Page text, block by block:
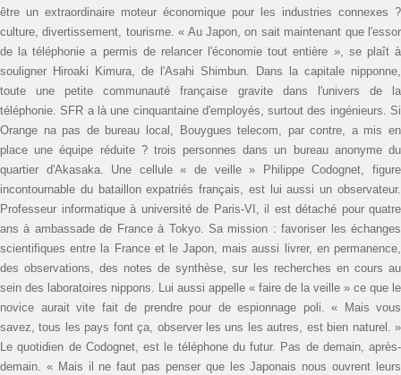
être un extra­ordinaire moteur économique pour les industries connexes ?
culture, divertissement, tourisme. « Au Japon, on sait maintenant que l'essor
de la téléphonie a permis de relancer l'économie tout entière », se plaît à
souligner Hiroaki Kimura, de l'Asahi Shimbun. Dans la capitale nipponne,
toute une petite communauté française gravite dans l'univers de la
téléphonie. SFR a là une cinquantaine d'employés, surtout des ingénieurs. Si
Orange na pas de bureau local, Bouygues telecom, par contre, a mis en
place une équipe réduite ? trois personnes dans un bureau anonyme du
quartier d'Akasaka. Une cellule « de veille » Philippe Codognet, figure
incontournable du bataillon expatriés français, est lui aussi un observateur.
Professeur informatique à université de Paris-VI, il est détaché pour quatre
ans à ambassade de France à Tokyo. Sa mission : favoriser les échanges
scientifiques entre la France et le Japon, mais aussi livrer, en permanence,
des observations, des notes de synthèse, sur les recherches en cours au
sein des laboratoires nippons. Lui aussi appelle « faire de la veille » ce que le
novice aurait vite fait de prendre pour de espionnage poli. « Mais vous
savez, tous les pays font ça, observer les uns les autres, est bien naturel. »
Le quotidien de Codognet, est le téléphone du futur. Pas de demain, après-
demain. « Mais il ne faut pas penser que les Japonais nous ouvrent leurs